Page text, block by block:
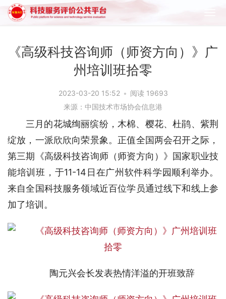
《高级科技咨询师（师资方向）》广
州培训班拾零
2023-03-20 15:52 • 阅读 19693
来源：中国技术市场协会信息港
三月的花城绚丽缤纷，木棉、樱花、杜鹃、紫荆
绽放，一派欣欣向荣景象。正值全国两会召开之际，
第三期《高级科技咨询师（师资方向）》国家职业技
能培训班，于11-14日在广州软件科学园顺利举办。
来自全国科技服务领域近百位学员通过线下和线上参
加了培训。
陶元兴会长发表热情洋溢的开班致辞